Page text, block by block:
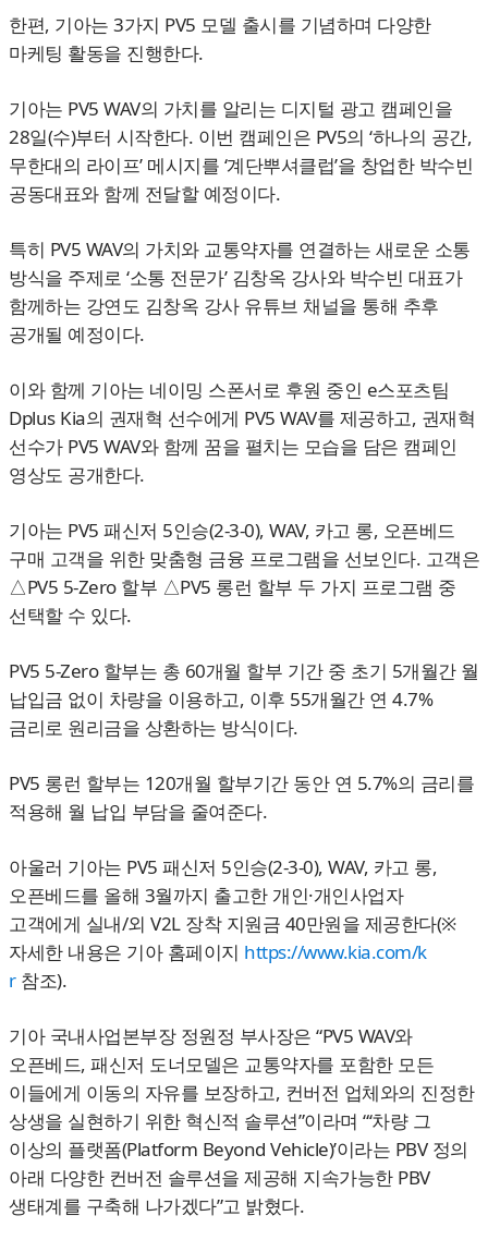
한편, 기아는 3가지 PV5 모델 출시를 기념하며 다양한
마케팅 활동을 진행한다.
기아는 PV5 WAV의 가치를 알리는 디지털 광고 캠페인을
28일(수)부터 시작한다. 이번 캠페인은 PV5의 ‘하나의 공간,
무한대의 라이프’ 메시지를 ‘계단뿌셔클럽’을 창업한 박수빈
공동대표와 함께 전달할 예정이다.
특히 PV5 WAV의 가치와 교통약자를 연결하는 새로운 소통
방식을 주제로 ‘소통 전문가’ 김창옥 강사와 박수빈 대표가
함께하는 강연도 김창옥 강사 유튜브 채널을 통해 추후
공개될 예정이다.
이와 함께 기아는 네이밍 스폰서로 후원 중인 e스포츠팀
Dplus Kia의 권재혁 선수에게 PV5 WAV를 제공하고, 권재혁
선수가 PV5 WAV와 함께 꿈을 펼치는 모습을 담은 캠페인
영상도 공개한다.
기아는 PV5 패신저 5인승(2-3-0), WAV, 카고 롱, 오픈베드
구매 고객을 위한 맞춤형 금융 프로그램을 선보인다. 고객은
△PV5 5-Zero 할부 △PV5 롱런 할부 두 가지 프로그램 중
선택할 수 있다.
PV5 5-Zero 할부는 총 60개월 할부 기간 중 초기 5개월간 월
납입금 없이 차량을 이용하고, 이후 55개월간 연 4.7%
금리로 원리금을 상환하는 방식이다.
PV5 롱런 할부는 120개월 할부기간 동안 연 5.7%의 금리를
적용해 월 납입 부담을 줄여준다.
아울러 기아는 PV5 패신저 5인승(2-3-0), WAV, 카고 롱,
오픈베드를 올해 3월까지 출고한 개인·개인사업자
고객에게 실내/외 V2L 장착 지원금 40만원을 제공한다(※
자세한 내용은 기아 홈페이지 https://www.kia.com/k
r참조).
기아 국내사업본부장 정원정 부사장은 “PV5 WAV와
오픈베드, 패신저 도너모델은 교통약자를 포함한 모든
이들에게 이동의 자유를 보장하고, 컨버전 업체와의 진정한
상생을 실현하기 위한 혁신적 솔루션”이라며 “‘차량 그
이상의 플랫폼(Platform Beyond Vehicle)’이라는 PBV 정의
아래 다양한 컨버전 솔루션을 제공해 지속가능한 PBV
생태계를 구축해 나가겠다”고 밝혔다.